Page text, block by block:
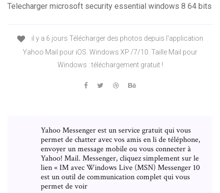
Telecharger microsoft security essential windows 8 64 bits
il y a 6 jours Télécharger des photos depuis l'application
Yahoo Mail pour iOS. Windows XP /7/10. Taille Mail pour
Windows : téléchargement gratuit !
Yahoo Messenger est un service gratuit qui vous
permet de chatter avec vos amis en li de téléphone,
envoyer un message mobile ou vous connecter à
Yahoo! Mail. Messenger, cliquez simplement sur le
lien « IM avec Windows Live (MSN) Messenger 10
est un outil de communication complet qui vous
permet de voir